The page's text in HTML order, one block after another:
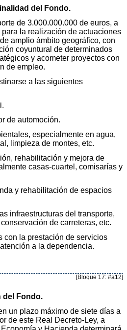
del Fondo.
de 3.000.000.000 de euros, a
la realización de actuaciones
amplio ámbito geográfico, con
coyuntural de determinados
y acometer proyectos con
de empleo.
a las siguientes
de automoción.
especialmente en agua,
limpieza de montes, etc.
rehabilitación y mejora de
casas-cuartel, comisarías y
y rehabilitación de espacios
infraestructuras del transporte,
de carreteras, etc.
con la prestación de servicios
a la dependencia.
[Bloque 17: #a12]
del Fondo.
un plazo máximo de siete días a
de este Real Decreto-Ley, a